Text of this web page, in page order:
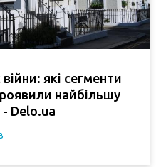
які сегменти
найбільшу
- Delo.ua